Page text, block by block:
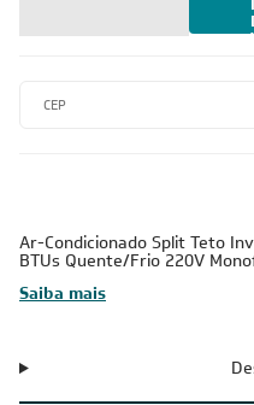
Ar-Condicionado Split Teto
BTUs Quente/Frio 220V
Saiba mais